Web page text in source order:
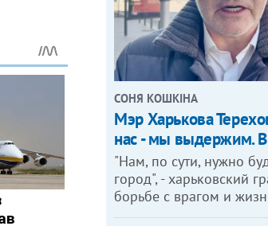
СОНЯ КОШКІНА
Мэр Харькова
нас - мы выдержим.
"Нам, по сути, нужно
город", - харьковский
борьбе с врагом и